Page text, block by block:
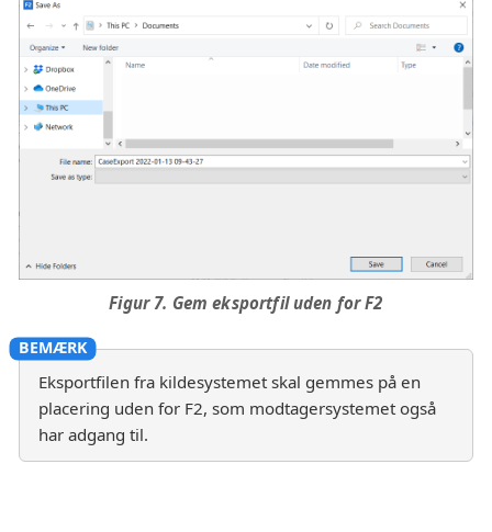
Figur 7. Gem eksportfil uden for F2
Eksportfilen fra kildesystemet skal gemmes på en
placering uden for F2, som modtagersystemet også
har adgang til.